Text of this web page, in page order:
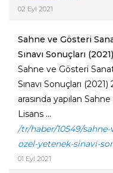
02 Eyl 2021
Sahne ve Gösteri
Sınavı Sonuçları (2021)
Sahne ve Gösteri
Sınavı Sonuçları
arasında yapılan
Lisans ...
/tr/haber/10549/
ozel-yetenek-sinavi-
01 Eyl 2021